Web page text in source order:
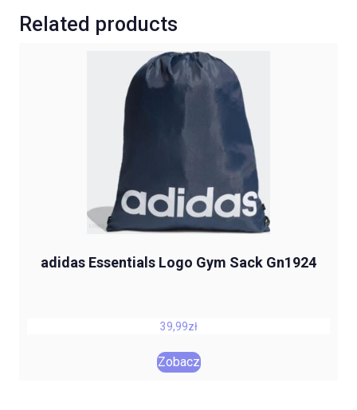
Related products
adidas Essentials Logo Gym Sack Gn1924
39,99zł
Zobacz